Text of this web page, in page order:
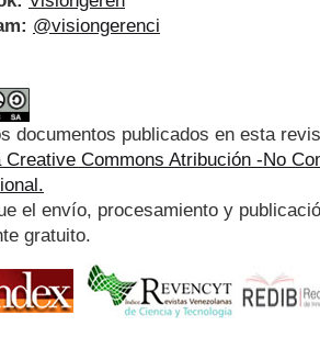
@visiongerenci
documentos publicados en esta
Creative Commons Atribución -No
el envío, procesamiento y
gratuito.